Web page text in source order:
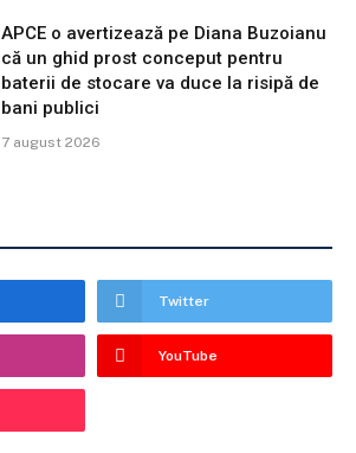
APCE o avertizează pe Diana Buzoianu
că un ghid prost conceput pentru
baterii de stocare va duce la risipă de
bani publici
7 august 2026
Twitter
YouTube